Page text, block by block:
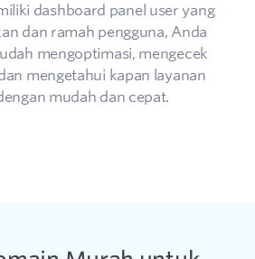
dashboard panel user yang
dan ramah pengguna, Anda
mengoptimasi, mengecek
mengetahui kapan layanan
mudah dan cepat.